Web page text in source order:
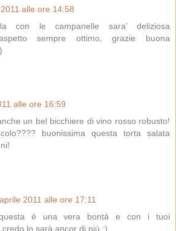
alle ore 14:58
con le campanelle sara' deliziosa
sempre ottimo, grazie buona
alle ore 16:59
un bel bicchiere di vino rosso robusto!
buonissima questa torta salata
2011 alle ore 17:11
è una vera bontà e con i tuoi
lo sarà ancor di più :)